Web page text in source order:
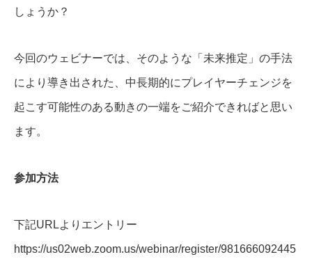
しょうか？
今回のウェビナーでは、そのような「未来推定」の手法
により導き出された、中長期的にプレイヤーチェンジを
起こす可能性のある動きの一端をご紹介できればと思い
ます。
参加方法
下記URLよりエントリー
https://us02web.zoom.us/webinar/register/981666092445